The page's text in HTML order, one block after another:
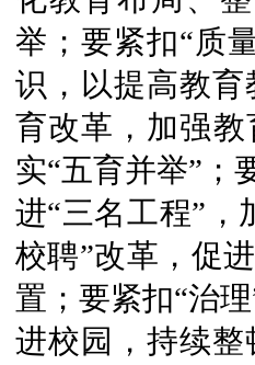
举；要紧扣“质
识，以提高教
育改革，加强教
实“五育并举”；
进“三名工程”，
校聘”改革，促
置；要紧扣“治
进校园，持续